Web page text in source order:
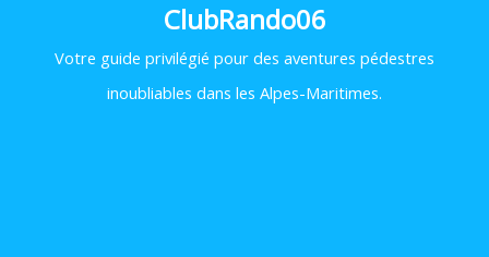
ClubRando06
Votre guide privilégié pour des aventures pédestres
inoubliables dans les Alpes-Maritimes.